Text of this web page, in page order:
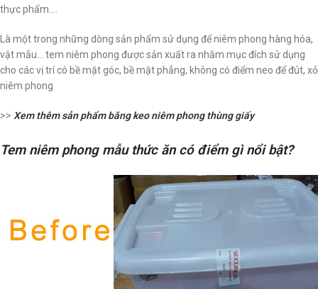
thực phẩm….
Là một trong những dòng sản phẩm sử dụng để niêm phong hàng hóa,
vật mẫu… tem niêm phong được sản xuất ra nhằm mục đích sử dụng
cho các vị trí có bề mặt góc, bề mặt phẳng, không có điểm neo để đút, xỏ
niêm phong
>> Xem thêm sản phẩm băng keo niêm phong thùng giấy
Tem niêm phong mẫu thức ăn có điểm gì nổi bật?